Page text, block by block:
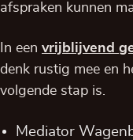
afspraken kunnen
In een vrijblijvend
denk rustig mee en
volgende stap is.
Mediator